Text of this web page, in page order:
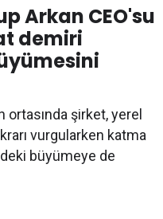
Arkan CEO'su
demiri
ortasında şirket, yerel
vurgularken katma
büyümeye de